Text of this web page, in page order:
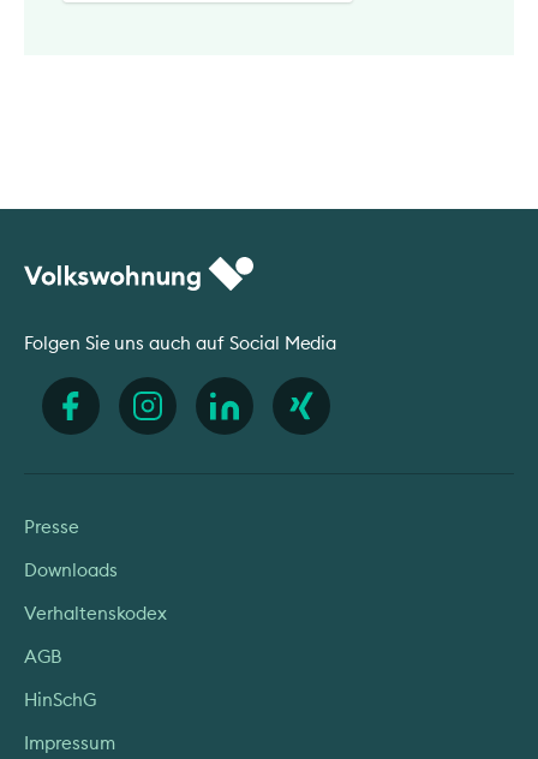
Folgen Sie uns auch auf Social Media
Presse
Downloads
Verhaltenskodex
AGB
HinSchG
Impressum